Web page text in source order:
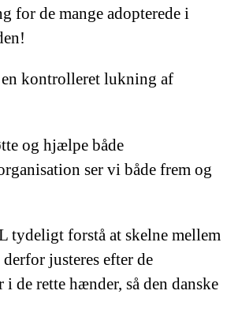
for de mange adopterede i
kontrolleret lukning af
og hjælpe både
ser vi både frem og
tydeligt forstå at skelne mellem
justeres efter de
de rette hænder, så den danske